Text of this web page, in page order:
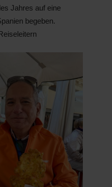
Jahres auf eine
begeben.